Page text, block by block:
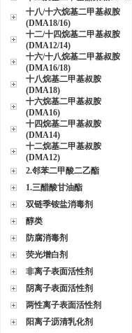
十八/十六烷基二甲基叔胺
(DMA18/16)
十二/十四烷基二甲基叔胺
(DMA12/14)
十六/十八烷基二甲基叔胺
(DMA16/18)
十八烷基二甲基叔胺
(DMA18)
十六烷基二甲基叔胺
(DMA16)
十四烷基二甲基叔胺
(DMA14)
十二烷基二甲基叔胺
(DMA12)
2.邻苯二甲酸二乙酯
1.三醋酸甘油酯
双链季铵盐消毒剂
醇类
防腐消毒剂
荧光增白剂
非离子表面活性剂
阴离子表面活性剂
两性离子表面活性剂
阳离子沥清乳化剂